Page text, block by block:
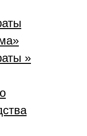
»